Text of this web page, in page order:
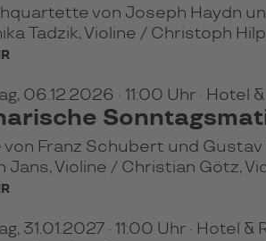
von Joseph Haydn
Tadzik, Violine / Christoph
06.12.2026 · 11:00 Uhr · Hotel
von Franz Schubert und Gustav
Jans, Violine / Christian Götz,
31.01.2027 · 11:00 Uhr · Hotel